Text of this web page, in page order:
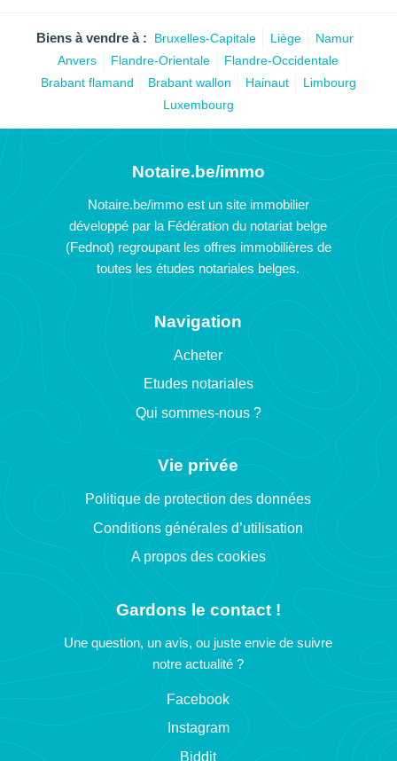
Biens à vendre à : Bruxelles-Capitale Liège
Namur
Anvers
Flandre-Orientale
Flandre-Occidentale
Brabant flamand
Brabant wallon Hainaut
Limbourg
Luxembourg
Notaire.be/immo
Notaire.be/immo est un site immobilier
développé par la Fédération du notariat belge
(Fednot) regroupant les offres immobilières de
toutes les études notariales belges.
Navigation
Acheter
Etudes notariales
Qui sommes-nous ?
Vie privée
Politique de protection des données
Conditions générales d’utilisation
A propos des cookies
Gardons le contact !
Une question, un avis, ou juste envie de suivre
notre actualité ?
Facebook
Instagram
Biddit